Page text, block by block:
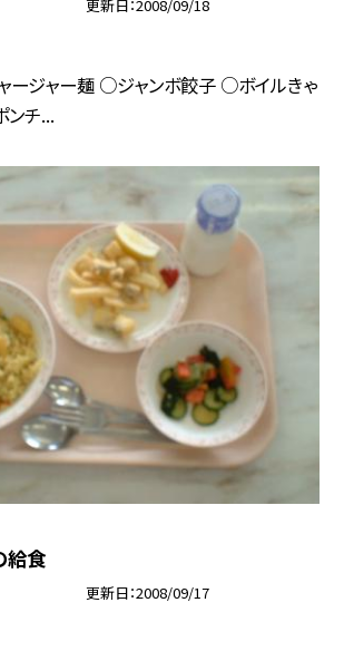
更新日 2008/09/18
ージャー麺 ○ジャンボ餃子 ○ボイルきゃ
チ...
給食
更新日 2008/09/17